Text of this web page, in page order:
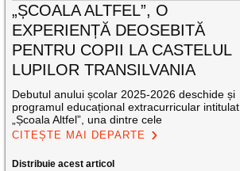
„ȘCOALA ALTFEL”, O
EXPERIENȚĂ DEOSEBITĂ
PENTRU COPII LA CASTELUL
LUPILOR TRANSILVANIA
Debutul anului școlar 2025-2026 deschide și
programul educațional extracurricular intitulat
„Școala Altfel”, una dintre cele
CITEȘTE MAI DEPARTE
Distribuie acest articol